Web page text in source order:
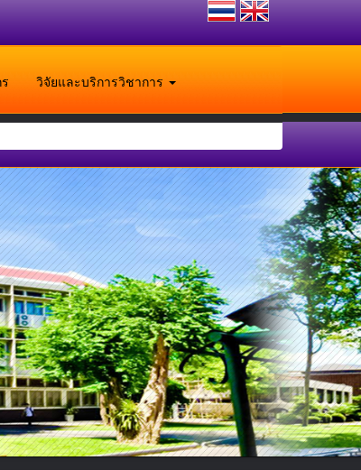
วิจัยและบริการวิชาการ